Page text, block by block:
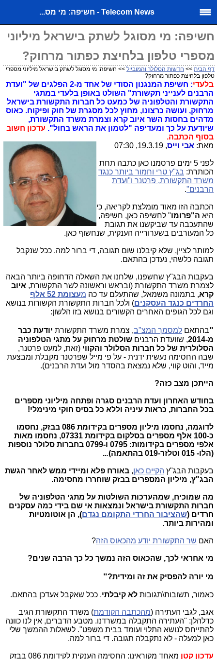
Telecom News - חשיפה: מי מס...
חשיפה: מי מסוגל לשתק בישראל מיליוני
מספרי טלפון בלחיצת כפתור מרחוק?
דף הבית >> חדשות הסלולר והמובייל >> חשיפה: מי מסוגל לשתק בישראל מיליוני מספרי
טלפון בלחיצת כפתור מרחוק?
בלעדי
: חשיפת המנגנון הסודי של אחד מ-2 הפלגים של "ועדת
הרבנים לענייני תקשורת" השולט באופן בלעדי במתגי
התקשורת והטלפוניה של כמעט כל חברות התקשורת בישראל
מרחוק, ועושה כרצונו, מחוץ לכל מסגרת של חוק ופיקוח. כאוס
מדהים בחסות השר איוב קרא וצמרת משרד התקשורת,
שיודעת על כך ומעדיפה "לטמון את הראש בחול". עדכון חשוב
בסוף הכתבה.
מאת: אבי וייס, 19.3.19, 07:30
לפני 5 ימים פרסמנו כאן כתבה תחת
הכותרת: בג"ץ טרי וחמור ביותר כנגד
משרד התקשורת, פרטנר ו"ועדת
הרבנים".
הכתבה הזו מאוד מומלצת לקריאה, כי
היא ה"פרומו" לחשיפה כאן, חשיפה,
שהתעכבה עד שביקשנו את תגובת
כל המעורבים בשערורייה הענקית, שנחשוף כאן.
למותר לציין, שלא קיבלנו שום תגובה, די ברור למה. ככל שנקבל
תגובה כלשהי, נעדכן בהתאם.
בעקבות הבג"ץ שחשפנו, שלחנו את השאלה הדחופה ביותר הבאה
לצמרת משרד התקשורת (ובראש וראשונה לשר התקשורת, איוב
קרא, בתמונה משמאל, שהתעלם עד כה מ
עצומת 52 אלף
החרדים כנגד העסקנים) ולכל חברות התקשורת הקשורות בנושא
וגם לכל הגופים האחרים הקשורים בנושא בזו הלשון:
"בהתאם למסמך המצ"ב, צמרת משרד התקשורת יודעת כבר
מ-2014
, שוועדת הרבנים שולטת מרחוק על מתגי הטלפוניה
הסלולרית של כל חברות הסלולר והקווי (זאת, למעט פרטנר,
שבה החסימה נעשית ידנית - על פי מייל שפרטנר מקבלת ומבצעת
מייד, והוט קווי, שלא נמצאת בהסדר מול ועדת הרבנים).
הייתכן מצב כזה?
בחודש האחרון ועדת הרבנים סגרה ופתחה מיליוני מספרים
בכל החברות, כראות עיניה וללא כל בסיס חוקי מינימלי!
לדוגמה,
נחסמו מיליון מספרים בקידומת 086 בבזק, נחסמו
כ-100 אלף מספרים בסלקום בקידומת 07331, נחסמו מאות
אלפי מספרים בקידומות: 0795 ו-0799 בחברות סלולר נוספות
(הלו- 015 וטלזר-019 בהתאמה)
.
..
בעקבות הבג"ץ הקיים כאן, באורח פלא ומיידי ממש לאחר הגשת
הבג"ץ, מיליון המספרים בבזק שוחררו מחסימה.
מה שמוכיח, שמהערכות השולטות על מתגי הטלפוניה של
חברות התקשורת בישראל ונמצאות אי שם בידי כמה עסקנים
חרדים (שהציבור החרדי התקומם נגדם), הן אוטומטיות
ומהירות ביותר.
האם שר התקשורת יודע מהכאוס הזה?
מי אחראי לכך, שהכאוס הזה נמשך כל כך הרבה שנים?
מי יורה להפסיק את זה ומידית?"
כאמור, תשובות\תגובות לא קיבלתי, ככל שאקבל אעדכן בהתאם.
אגב, לגבי העתירה (מהכתבה הקודמת) משרד התקשורת הגיב
כדלהלן: "העתירה התקבלה במשרדנו. מטבע הדברים, אין לנו כוונה
להתייחס לנושא התלוי ועומד בבית משפט". לשאלות ההמשך שלי
כאן למעלה - לא נתקבלה תגובה. די ברור למה.
עדכון קטן
מאחד מקוראינו: החסימה הענקית לקידומת 086 בבזק